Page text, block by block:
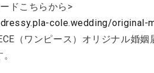
ドこちらから>
cole.wedding/original-
（ワンピース）オリジナル婚